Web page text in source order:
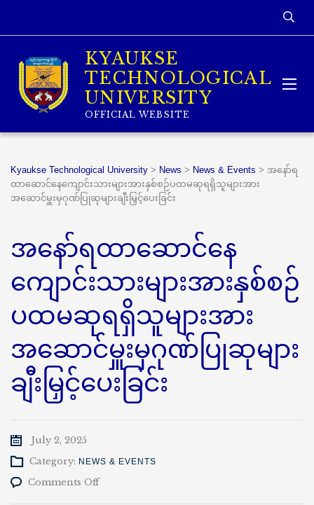
KYAUKSE
TECHNOLOGICAL
UNIVERSITY
OFFICIAL WEBSITE
Kyaukse Technological University > News > News & Events > အနော်ရ
ထာဆောင်နေကျောင်းသားများအားနှစ်စဉ်ပထမဆုရရှိသူများအား
အဆောင်မှူးမှဂုဏ်ပြုဆုများချီးမြှင့်ပေးခြင်း
အနော်ရထာဆောင်နေ
ကျောင်းသားများအားနှစ်စဉ်
ပထမဆုရရှိသူများအား
အဆောင်မှူးမှဂုဏ်ပြုဆုများ
ချီးမြှင့်ပေးခြင်း
July 2, 2025
Category: NEWS & EVENTS
Comments Offon